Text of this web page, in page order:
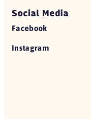
Social Media
Facebook
Instagram